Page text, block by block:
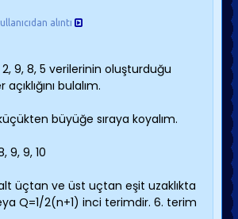
alıntı
2, 9, 8, 5 verilerinin oluşturduğu
bulalım.
büyüğe sıraya koyalım.
9, 9, 10
üçtan ve üst uçtan eşit uzaklıkta
Q=1/2(n+1) inci terimdir. 6. terim